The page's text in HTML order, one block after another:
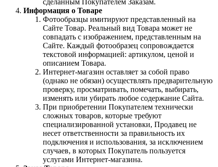
Информация о Товаре
Фотообразцы имитируют представленный на
Сайте Товар. Реальный вид Товара может не
совпадать с изображением, представленным на
Сайте. Каждый фотообразец сопровождается
текстовой информацией: артикулом, ценой и
описанием Товара.
Интернет-магазин оставляет за собой право
(однако не обязан) осуществлять предварительную
проверку, просматривать, помечать, выбирать,
изменять или убирать любое содержание Сайта.
При приобретении Покупателем технически
сложных товаров, которые требуют
специализированной установки, Продавец не
несет ответственности за правильность их
подключения и использования, за исключением
случаев, в которых Покупатель пользуется
услугами Интернет-магазина.